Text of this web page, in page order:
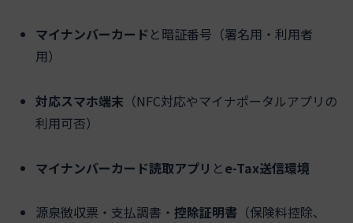
マイナンバーカードと暗証番号（署名用・利用者
用）
対応スマホ端末 （NFC対応やマイナポータルアプリの
利用可否）
マイナンバーカード読取アプリ とe-Tax送信環境
源泉徴収票・支払調書・控除証明書 （保険料控除、